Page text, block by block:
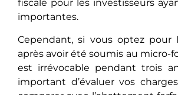
fiscale pour les investisseurs
importantes.
Cependant, si vous optez pour
après avoir été soumis au micro-
est irrévocable pendant trois
important d’évaluer vos